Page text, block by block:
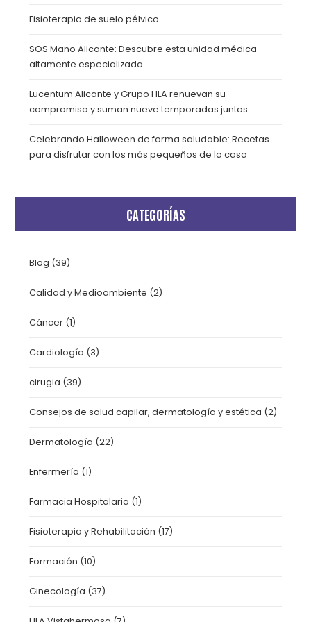
Fisioterapia de suelo pélvico
SOS Mano Alicante: Descubre esta unidad médica
altamente especializada
Lucentum Alicante y Grupo HLA renuevan su
compromiso y suman nueve temporadas juntos
Celebrando Halloween de forma saludable: Recetas
para disfrutar con los más pequeños de la casa
CATEGORÍAS
Blog (39)
Calidad y Medioambiente (2)
Cáncer (1)
Cardiología (3)
cirugia (39)
Consejos de salud capilar, dermatología y estética (2)
Dermatología (22)
Enfermería (1)
Farmacia Hospitalaria (1)
Fisioterapia y Rehabilitación (17)
Formación (10)
Ginecología (37)